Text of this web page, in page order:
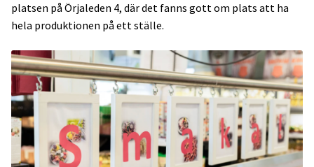
platsen på Örjaleden 4, där det fanns gott om plats att ha
hela produktionen på ett ställe.